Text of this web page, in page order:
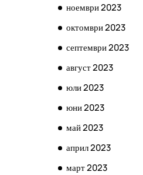
ноември 2023
октомври 2023
септември 2023
август 2023
юли 2023
юни 2023
май 2023
април 2023
март 2023